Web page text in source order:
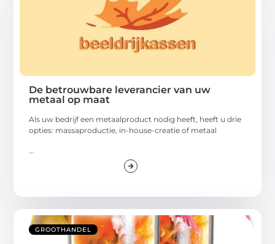
De betrouwbare leverancier van uw
metaal op maat
Als uw bedrijf een metaalproduct nodig heeft, heeft u drie
opties: massaproductie, in-house-creatie of metaal
GROOTHANDEL